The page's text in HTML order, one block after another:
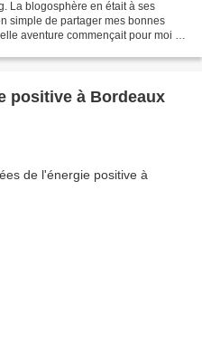
La blogosphère en était à ses
simple de partager mes bonnes
aventure commençait pour moi et
positive à Bordeaux